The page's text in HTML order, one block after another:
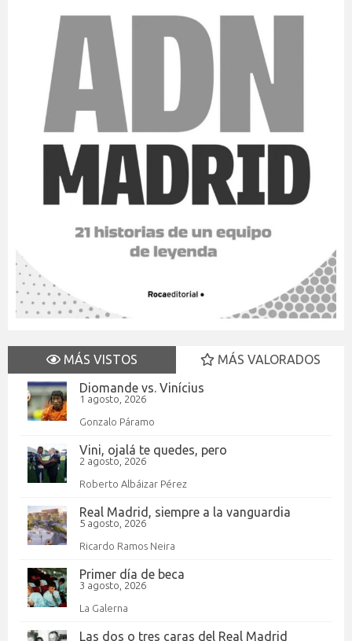
MÁS VISTOS
MÁS VALORADOS
Diomande vs. Vinícius
1 agosto, 2026
Gonzalo Páramo
Vini, ojalá te quedes, pero
2 agosto, 2026
Roberto Albáizar Pérez
Real Madrid, siempre a la vanguardia
5 agosto, 2026
Ricardo Ramos Neira
Primer día de beca
3 agosto, 2026
La Galerna
Las dos o tres caras del Real Madrid